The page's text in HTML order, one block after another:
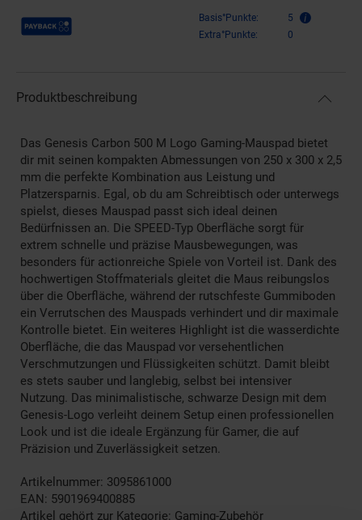
Payback Punkte Basis°Punkte:
5
Extra°Punkte:
0
Produktbeschreibung
Das Genesis Carbon 500 M Logo Gaming-Mauspad bietet
dir mit seinen kompakten Abmessungen von 250 x 300 x 2,5
mm die perfekte Kombination aus Leistung und
Platzersparnis. Egal, ob du am Schreibtisch oder unterwegs
spielst, dieses Mauspad passt sich ideal deinen
Bedürfnissen an. Die SPEED-Typ Oberfläche sorgt für
extrem schnelle und präzise Mausbewegungen, was
besonders für actionreiche Spiele von Vorteil ist. Dank des
hochwertigen Stoffmaterials gleitet die Maus reibungslos
über die Oberfläche, während der rutschfeste Gummiboden
ein Verrutschen des Mauspads verhindert und dir maximale
Kontrolle bietet. Ein weiteres Highlight ist die wasserdichte
Oberfläche, die das Mauspad vor versehentlichen
Verschmutzungen und Flüssigkeiten schützt. Damit bleibt
es stets sauber und langlebig, selbst bei intensiver
Nutzung. Das minimalistische, schwarze Design mit dem
Genesis-Logo verleiht deinem Setup einen professionellen
Look und ist die ideale Ergänzung für Gamer, die auf
Präzision und Zuverlässigkeit setzen.
Artikelnummer: 3095861000
EAN: 5901969400885
Artikel gehört zur Kategorie: Gaming-Zubehör